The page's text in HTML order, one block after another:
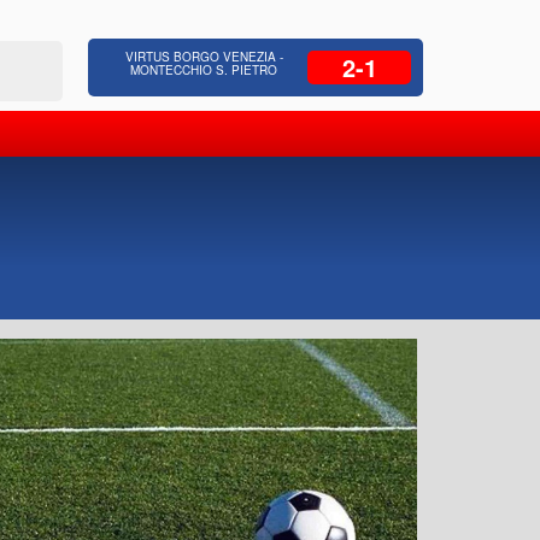
Opere pubbliche,
Strade, Opere idrauliche, Bonifica
VIRTUS BORGO VENEZIA -
MONTECCHIO S. PIETRO 2-1